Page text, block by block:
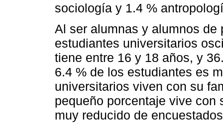
sociología y 1.4 %
Al ser alumnas y alumnos de
estudiantes universitarios
tiene entre 16 y 18 años, y
6.4 % de los estudiantes es
universitarios viven con su
pequeño porcentaje vive con
muy reducido de